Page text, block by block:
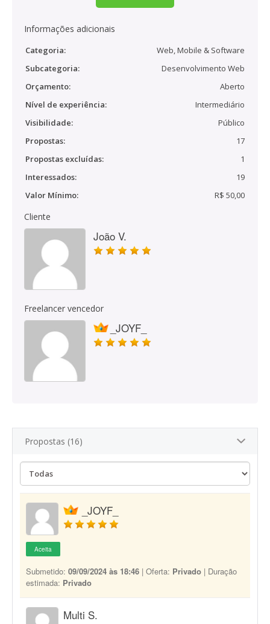
Informações adicionais
Categoria:
Web, Mobile & Software
Subcategoria:
Desenvolvimento Web
Orçamento:
Aberto
Nível de experiência:
Intermediário
Visibilidade:
Público
Propostas:
17
Propostas excluídas:
1
Interessados:
19
Valor Mínimo:
R$ 50,00
Cliente
João V.
Freelancer vencedor
_JOYF_
Propostas (16)
_JOYF_
Aceita
Submetido: 09/09/2024 às 18:46 | Oferta: Privado | Duração
estimada: Privado
Multi S.